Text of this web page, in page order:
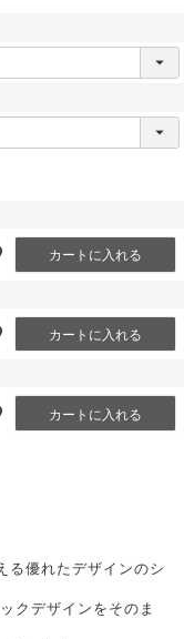
カートに入れる
カートに入れる
カートに入れる
る優れたデザインのシ
クデザインをそのま